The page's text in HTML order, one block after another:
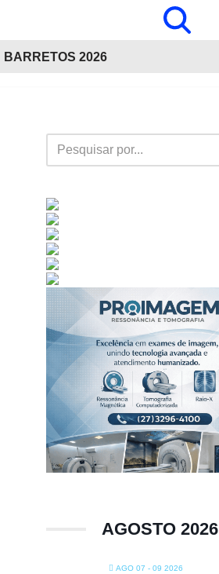
BARRETOS 2026
AGOSTO 2026
AGO 07 - 09 2026